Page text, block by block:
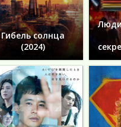
Гибель солнца
(2024)